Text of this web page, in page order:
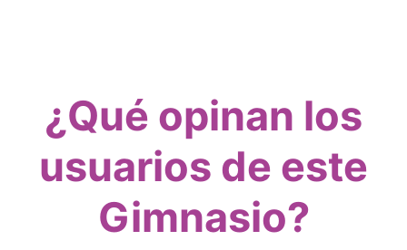
¿Qué opinan los
usuarios de este
Gimnasio?